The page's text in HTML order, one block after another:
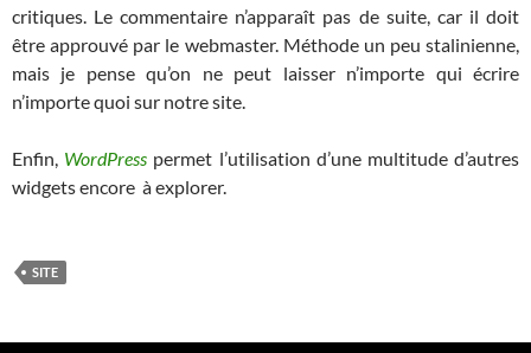
critiques. Le commentaire n’apparaît pas de suite, car il doit
être approuvé par le webmaster. Méthode un peu stalinienne,
mais je pense qu’on ne peut laisser n’importe qui écrire
n’importe quoi sur notre site.
Enfin, WordPress permet l’utilisation d’une multitude d’autres
widgets encore à explorer.
SITE